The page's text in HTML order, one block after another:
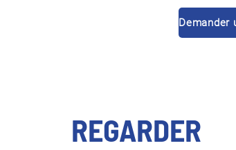
REGARDER